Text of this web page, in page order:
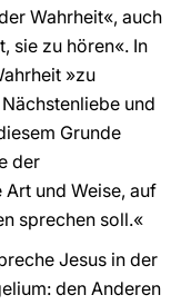
Wahrheit«, auch
sie zu hören«. In
»zu
und
Grunde
der
und Weise, auf
sprechen soll.«
Jesus in der
den Anderen